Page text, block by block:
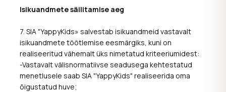
Isikuandmete säilitamise aeg
7. SIA "YappyKids» salvestab isikuandmeid vastavalt
isikuandmete töötlemise eesmärgiks, kuni on
realiseeritud vähemalt üks nimetatud kriteeriumidest:
-Vastavalt välisnormatiivse seadusega kehtestatud
menetlusele saab SIA "YappyKids" realiseerida oma
õigustatud huve;